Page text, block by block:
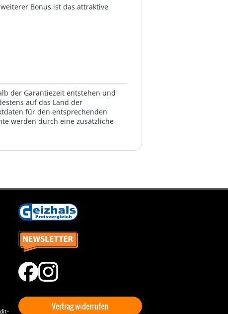
Bonus ist das attraktive
der Garantiezeit entstehen und
auf das Land der
für den entsprechenden
werden durch eine zusätzliche
Vertrag widerrufen